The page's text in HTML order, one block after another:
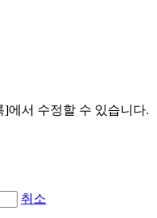
에서 수정할 수 있습니다.
취소